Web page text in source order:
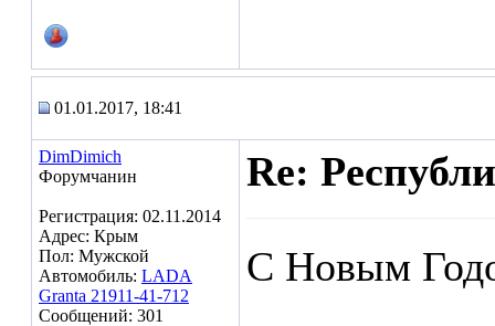
01.01.2017, 18:41
DimDimich
Форумчанин
Регистрация: 02.11.2014
Адрес: Крым
Пол: Мужской
Автомобиль: LADA
Granta 21911-41-712
Сообщений: 301
Re:
С Новым